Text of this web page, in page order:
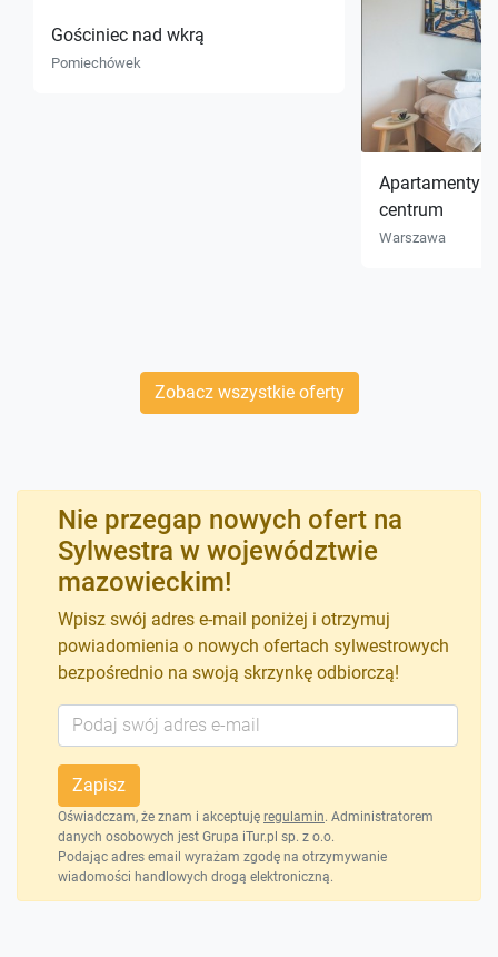
Gościniec nad wkrą
Pomiechówek
Apartamenty
centrum
Warszawa
Zobacz wszystkie oferty
Nie przegap nowych ofert na
Sylwestra w województwie
mazowieckim!
Wpisz swój adres e-mail poniżej i otrzymuj
powiadomienia o nowych ofertach sylwestrowych
bezpośrednio na swoją skrzynkę odbiorczą!
Zapisz
Oświadczam, że znam i akceptuję regulamin. Administratorem
danych osobowych jest Grupa iTur.pl sp. z o.o.
Podając adres email wyrażam zgodę na otrzymywanie
wiadomości handlowych drogą elektroniczną.